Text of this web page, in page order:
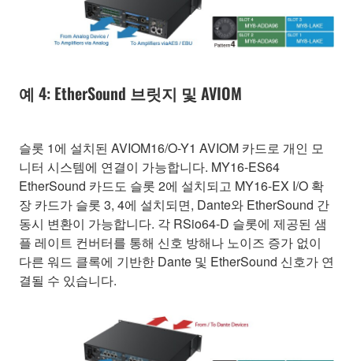
예 4: EtherSound 브릿지 및 AVIOM
슬롯 1에 설치된 AVIOM16/O-Y1 AVIOM 카드로 개인 모
니터 시스템에 연결이 가능합니다. MY16-ES64
EtherSound 카드도 슬롯 2에 설치되고 MY16-EX I/O 확
장 카드가 슬롯 3, 4에 설치되면, Dante와 EtherSound 간
동시 변환이 가능합니다. 각 RSio64-D 슬롯에 제공된 샘
플 레이트 컨버터를 통해 신호 방해나 노이즈 증가 없이
다른 워드 클록에 기반한 Dante 및 EtherSound 신호가 연
결될 수 있습니다.